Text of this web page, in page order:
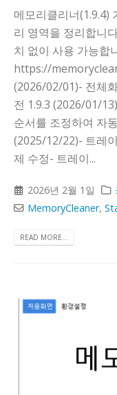
메모리클리너(1.9.4)
리 영역을 정리합니
치 없이 사용 가능합
https://
(2026/02/01)- 전체
전 1.9.3 (2026/01/
순서를 조정하여 자
(2025/12/22)- 트레
제 수정- 트레이...
2026년 2월 1일
MemoryCleaner,
READ MORE...